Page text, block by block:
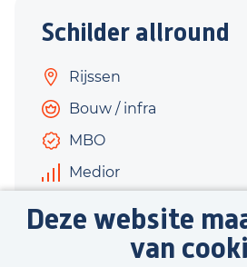
Deze website
van
Schilder allround
Rijssen
Bouw / infra
MBO
Medior
€2.900 - €3.500